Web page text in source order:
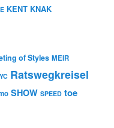
KENT KNAK
of Styles MEIR
Ratswegkreisel
SHOW SPEED toe